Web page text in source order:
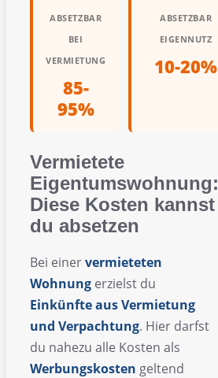
ABSETZBAR
BEI
VERMIETUNG
85-
95%
ABSETZBAR
EIGENNUTZ
10-20%
Vermietete
Eigentumswohnung:
Diese Kosten kannst
du absetzen
Bei einervermieteten
Wohnung erzielst du
Einkünfte aus Vermietung
und Verpachtung. Hier darfst
du nahezu alle Kosten als
Werbungskosten geltend